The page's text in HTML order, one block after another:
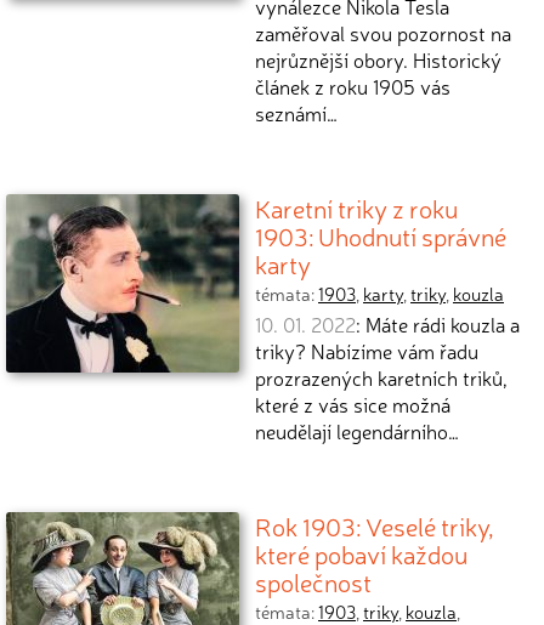
vynálezce Nikola Tesla
zaměřoval svou pozornost na
nejrůznější obory. Historický
článek z roku 1905 vás
seznámí…
Karetní triky z roku
1903: Uhodnutí správné
karty
témata:1903, karty,triky, kouzla
10. 01. 2022: Máte rádi kouzla a
triky? Nabízíme vám řadu
prozrazených karetních triků,
které z vás sice možná
neudělají legendárního…
Rok 1903: Veselé triky,
které pobaví každou
společnost
témata:1903,triky, kouzla,